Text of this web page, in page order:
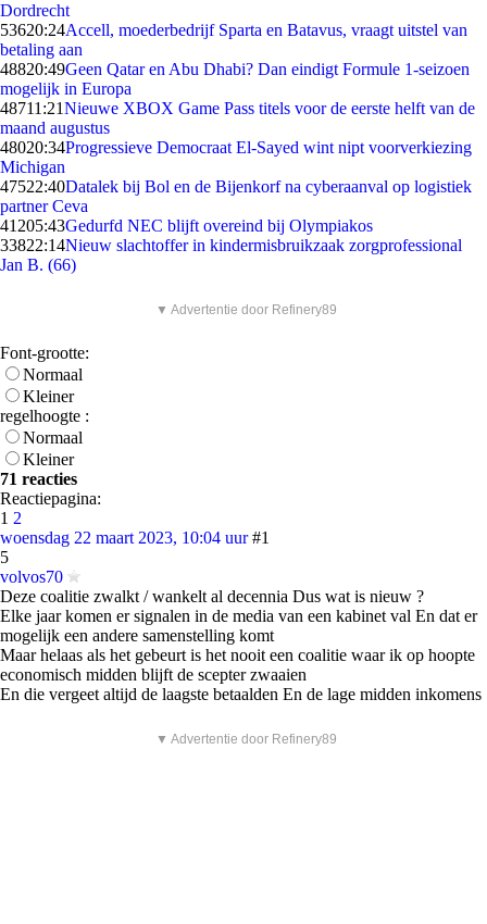
Dordrecht
53620:24Accell, moederbedrijf Sparta en Batavus, vraagt uitstel van
betaling aan
48820:49Geen Qatar en Abu Dhabi? Dan eindigt Formule 1-seizoen
mogelijk in Europa
48711:21Nieuwe XBOX Game Pass titels voor de eerste helft van de
maand augustus
48020:34Progressieve Democraat El-Sayed wint nipt voorverkiezing
Michigan
47522:40Datalek bij Bol en de Bijenkorf na cyberaanval op logistiek
partner Ceva
41205:43Gedurfd NEC blijft overeind bij Olympiakos
33822:14Nieuw slachtoffer in kindermisbruikzaak zorgprofessional
Jan B. (66)
▼ Advertentie door Refinery89
Font-grootte:
Normaal
Kleiner
regelhoogte :
Normaal
Kleiner
71 reacties
Reactiepagina:
1 2
woensdag 22 maart 2023, 10:04 uur #1
5
volvos70
Deze coalitie zwalkt / wankelt al decennia Dus wat is nieuw ?
Elke jaar komen er signalen in de media van een kabinet val En dat er
mogelijk een andere samenstelling komt
Maar helaas als het gebeurt is het nooit een coalitie waar ik op hoopte
economisch midden blijft de scepter zwaaien
En die vergeet altijd de laagste betaalden En de lage midden inkomens
▼ Advertentie door Refinery89